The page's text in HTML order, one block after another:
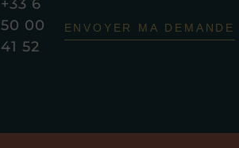
+33 6
50 00
41 52
ENVOYER MA DEMANDE